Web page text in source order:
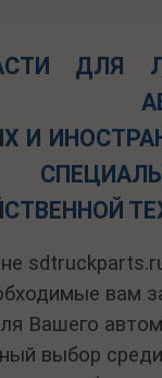
ДЛЯ
И
вам
Вашего
выбор